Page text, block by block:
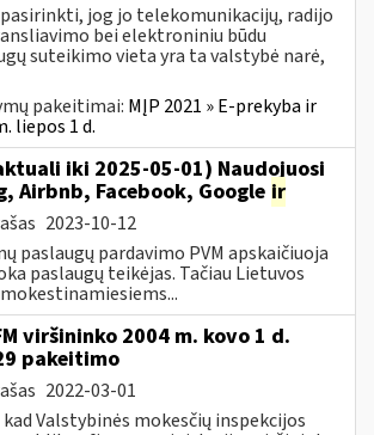
jog jo telekomunikacijų, radijo
bei elektroniniu būdu
suteikimo vieta yra ta valstybė narė,
pakeitimai: MĮP 2021 » E-prekyba ir
liepos 1 d.
iki 2025-05-01) Naudojuosi
Airbnb, Facebook, Google ir
2023-10-12
paslaugų pardavimo PVM apskaičiuoja
paslaugų teikėjas. Tačiau Lietuvos
viršininko 2004 m. kovo 1 d.
pakeitimo
2022-03-01
Valstybinės mokesčių inspekcijos